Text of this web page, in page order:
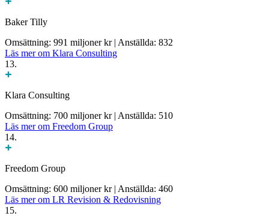
Baker Tilly
Omsättning: 991 miljoner kr | Anställda: 832
Läs mer om Klara Consulting
13.
Klara Consulting
Omsättning: 700 miljoner kr | Anställda: 510
Läs mer om Freedom Group
14.
Freedom Group
Omsättning: 600 miljoner kr | Anställda: 460
Läs mer om LR Revision & Redovisning
15.